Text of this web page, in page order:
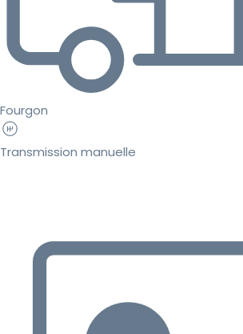
Fourgon
Transmission manuelle